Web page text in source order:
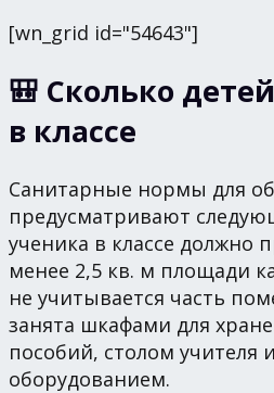
[wn_grid id="54643"]
🎒 Сколько
в классе
Санитарные нормы для
предусматривают
ученика в классе должно
менее 2,5 кв. м площади
не учитывается часть
занята шкафами для
пособий, столом учителя
оборудованием.